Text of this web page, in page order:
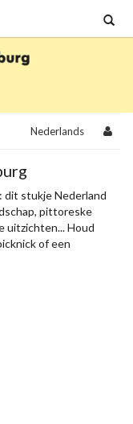
Nederlands
dit stukje Nederland
pittoreske
uitzichten... Houd
of een